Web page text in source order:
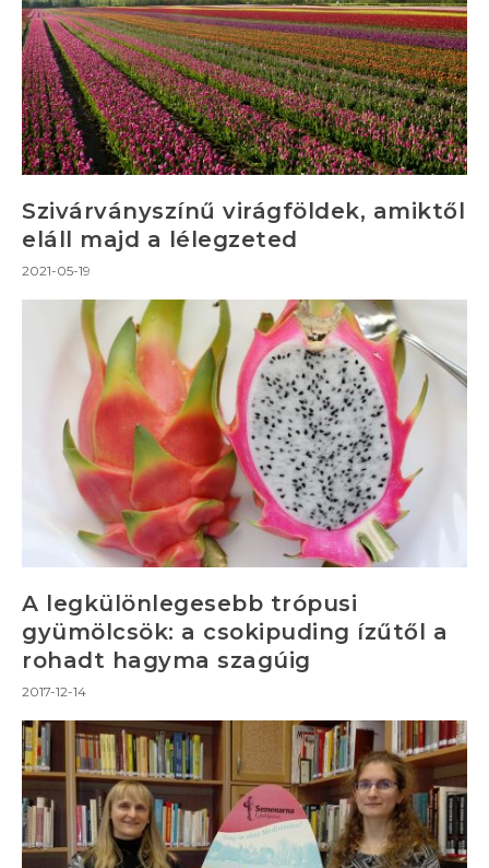
Szivárványszínű virágföldek, amiktől
eláll majd a lélegzeted
2021-05-19
A legkülönlegesebb trópusi
gyümölcsök: a csokipuding ízűtől a
rohadt hagyma szagúig
2017-12-14